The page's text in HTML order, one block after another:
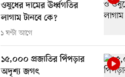
ওষুধের দামের ঊর্ধ্বগতির
লাগাম টানবে কে?
১ ঘণ্টা আগে
১৫,০০০ প্রজাতির পিঁপড়ার
অদৃশ্য জগৎ